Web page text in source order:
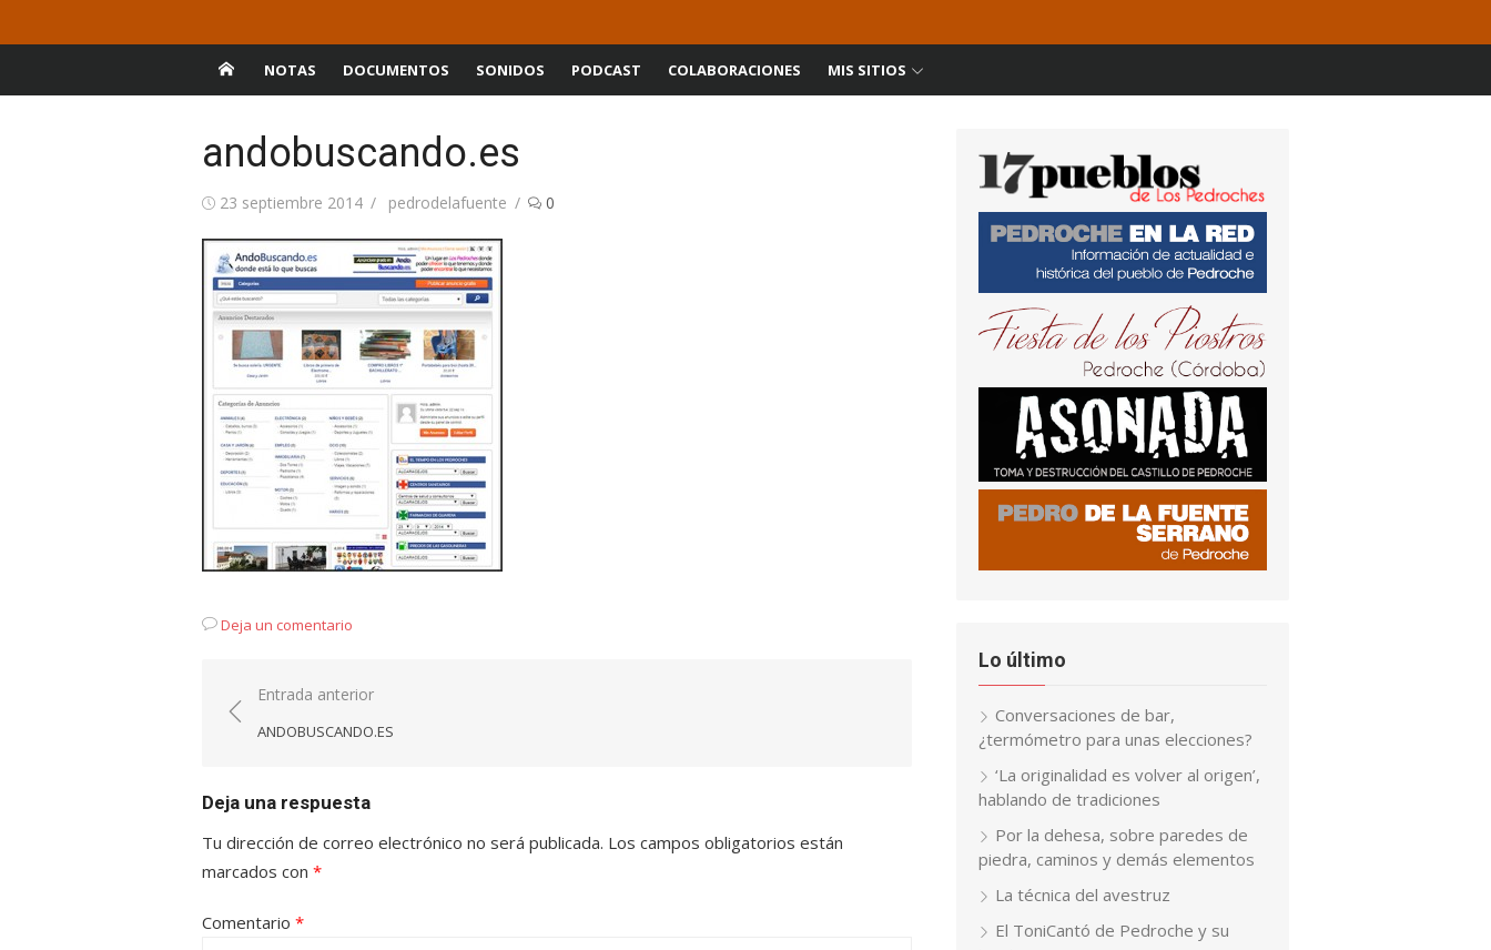
al
Pedro de la Fuente
Serrano
De Pedroche, Córdoba
NOTAS
DOCUMENTOS SONIDOS PODCAST COLABORACIONES MIS SITIOS
andobuscando.es
Publicada
23 septiembre 2014 Autor
pedrodelafuente 0
Deja un comentario
Navegación
de
Entrada anterior
ANDOBUSCANDO.ES
Deja una respuesta
Tu dirección de correo electrónico no será publicada. Los campos obligatorios están
marcados con *
Comentario *
Lo último
Conversaciones de bar,
¿termómetro para unas elecciones?
‘La originalidad es volver al origen’,
hablando de tradiciones
Por la dehesa, sobre paredes de
piedra, caminos y demás elementos
La técnica del avestruz
El ToniCantó de Pedroche y su